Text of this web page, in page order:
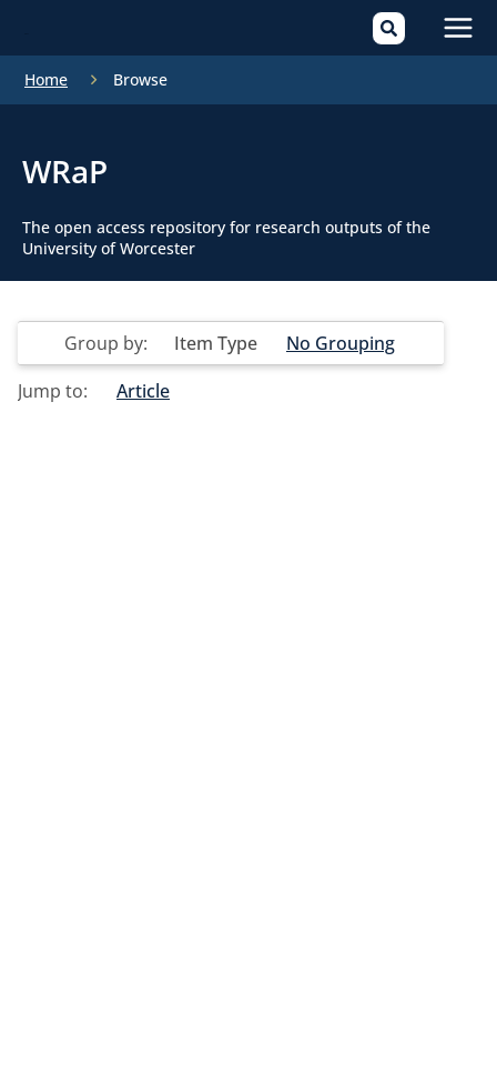
Home Browse
WRaP
The open access repository for research outputs of the
University of Worcester
Group by: Item Type
No Grouping
Jump to:
Article